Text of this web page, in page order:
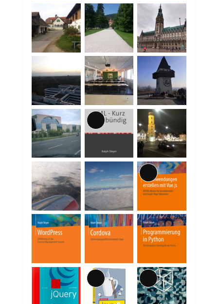
Lange
Beschreibung
Lange
Beschreibung
Lange
Beschreibung
Lange
Beschreibung